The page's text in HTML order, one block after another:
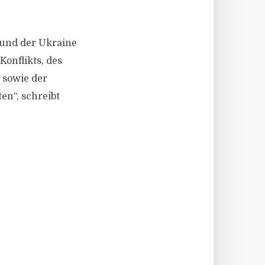
der Ukraine
des
der
schreibt